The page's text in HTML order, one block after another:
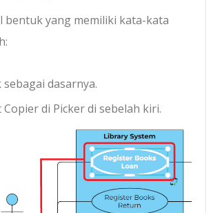
bentuk yang memiliki kata-kata
dasarnya.
Copier di Picker di sebelah kiri.